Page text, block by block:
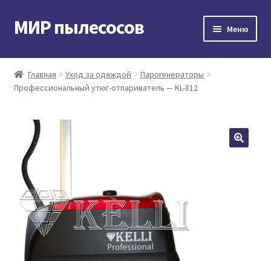
Перейти
к
Перейти
к
МИР пылесосов Меню
Главная
Мой аккаунт
Доставка и оплата
Контакты
Корзина
Главная Уход за одеждой
Парогенераторы
Профессиональный утюг-отпариватель — KL-812